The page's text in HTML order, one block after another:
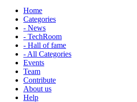
Home
Categories
- News
- TechRoom
- Hall of fame
- All Categories
Events
Team
Contribute
About us
Help